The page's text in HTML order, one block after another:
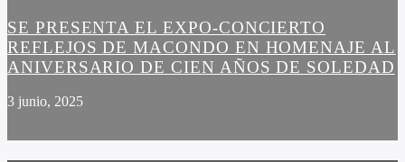
SE PRESENTA EL EXPO-CONCIERTO
REFLEJOS DE MACONDO EN HOMENAJE AL
ANIVERSARIO DE CIEN AÑOS DE SOLEDAD
3 junio, 2025